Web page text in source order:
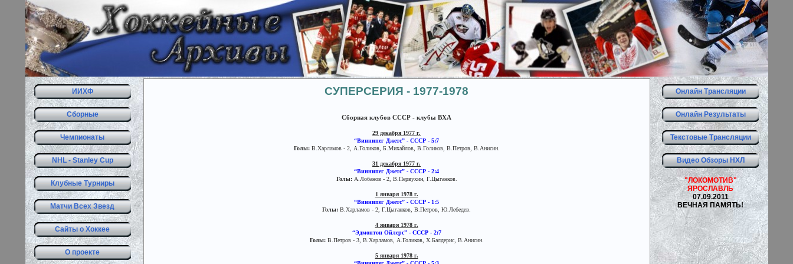
ИИХФ
Сборные
Чемпионаты
NHL - Stanley Cup
Клубные Турниры
Матчи Всех Звезд
Сайты о Хоккее
О проекте
Онлайн Трансляции
Онлайн Результаты
Текстовые Трансляции
Видео Обзоры НХЛ
"ЛОКОМОТИВ"
ЯРОСЛАВЛЬ
07.09.2011
ВЕЧНАЯ ПАМЯТЬ!
СУПЕРСЕРИЯ - 1977-1978
Сборная клубов СССР - клубы ВХА
29 декабря 1977 г.
“Виннипег Джетс” - СССР - 5:7
Голы:В.Харламов - 2, А.Голиков, Б.Михайлов, В.Голиков, В.Петров, В.Анисин.
31 декабря 1977 г.
“Виннипег Джетс” - СССР - 2:4
Голы:А.Лобанов - 2, В.Первухин, Г.Цыганков.
1 января 1978 г.
“Виннипег Джетс” - СССР - 1:5
Голы: В.Харламов - 2, Г.Цыганков, В.Петров, Ю.Лебедев.
4 января 1978 г.
“Эдмонтон Ойлерс” - СССР - 2:7
Голы:В.Петров - 3, В.Харламов, А.Голиков, Х.Балдерис, В.Анисин.
5 января 1978 г.